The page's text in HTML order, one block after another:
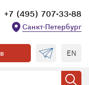
+7 (495) 707-33-88
Санкт-Петербург
EN